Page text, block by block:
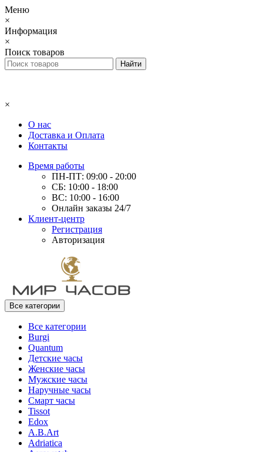
Меню
×
Информация
×
Поиск товаров
×
О нас
Доставка и Оплата
Контакты
Время работы
ПН-ПТ: 09:00 - 20:00
СБ: 10:00 - 18:00
ВС: 10:00 - 16:00
Онлайн заказы 24/7
Клиент-центр
Регистрация
Авторизация
Все категории
Все категории
Burgi
Quantum
Детские часы
Женские часы
Мужские часы
Наручные часы
Смарт часы
Tissot
Edox
A.B.Art
Adriatica